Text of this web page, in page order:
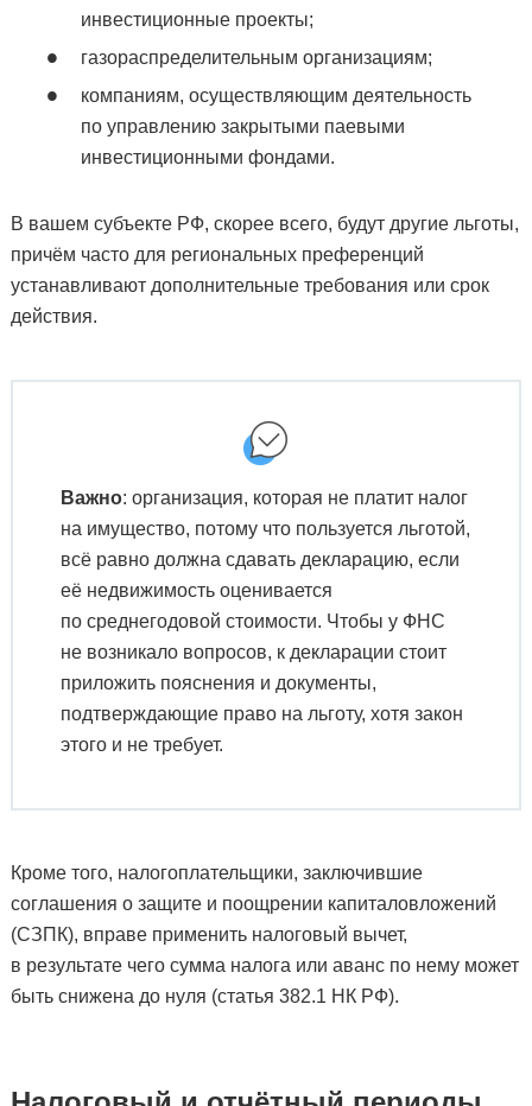
инвестиционные проекты;
газораспределительным организациям;
компаниям, осуществляющим деятельность
по управлению закрытыми паевыми
инвестиционными фондами.
В вашем субъекте РФ, скорее всего, будут другие льготы,
причём часто для региональных преференций
устанавливают дополнительные требования или срок
действия.
Важно: организация, которая не платит налог
на имущество, потому что пользуется льготой,
всё равно должна сдавать декларацию, если
её недвижимость оценивается
по среднегодовой стоимости. Чтобы у ФНС
не возникало вопросов, к декларации стоит
приложить пояснения и документы,
подтверждающие право на льготу, хотя закон
этого и не требует.
Кроме того, налогоплательщики, заключившие
соглашения о защите и поощрении капиталовложений
(СЗПК), вправе применить налоговый вычет,
в результате чего сумма налога или аванс по нему может
быть снижена до нуля (статья 382.1 НК РФ).